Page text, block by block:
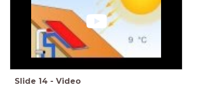
Slide 14 - Video